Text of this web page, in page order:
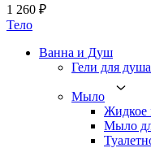
1 260 ₽
Тело
Ванна и Душ
Гели для душа
Мыло
Жидкое
Мыло